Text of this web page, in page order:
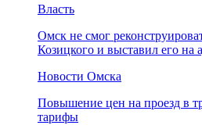
Власть
Омск не смог
Козицкого и выставил его на
Новости Омска
Повышение цен на проезд в
тарифы